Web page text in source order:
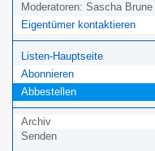
Moderatoren: Sascha Brune
Eigentümer kontaktieren
Listen-Hauptseite
Abonnieren
Abbestellen
Archiv
Senden